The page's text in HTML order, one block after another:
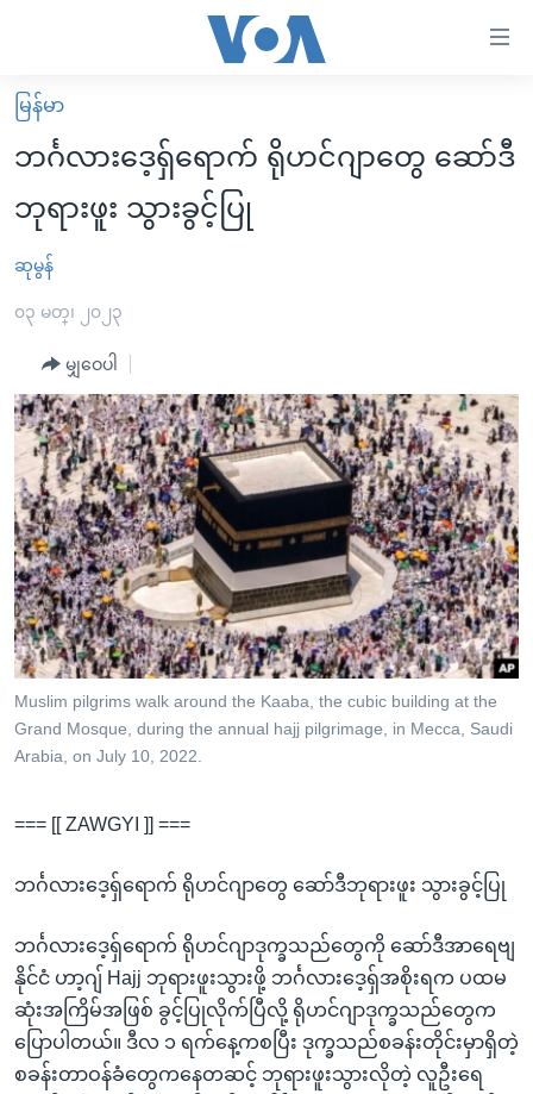
လွယ်ကူ
စေ
Link
များ
ပင်မ
ကျော်
ကြည့်
ရန်
ပင်မ
အ
ညွန်း
စာမျက်နှာ
သို့
ကျော်
ကြည့်
ရန်
ရှာဖွေ
နေရာ
ကျော်
မူလစာမျက်နှာ
မြန်မာ
ကမ္ဘာ့သတင်းများ
နိုင်ငံတကာ
အစ္စရေး-ပါလက်စတိုင်း
ဗွီဒီယို
အင်္ဂလိပ်စာလေ့လာမယ်
အမေရိကန်သုံးအီဒီယံ
မကြေးမုံရဲ့ အင်္ဂလိပ်စာ
ရုပ်ရှင်ထဲက အင်္ဂလိပ်စာ
သုတပဒေသာ အင်္ဂလိပ်စာ
အပတ်စဉ်ကဏ္ဍများ
ရေဒီယို
တီဗွီ
ရေဒီယိုနှင့်ရုပ်သံ အချက်အလက်များ
ရေဒီယို/တီဗွီအစီအစဉ်
Learning English
ဗွီအိုအေ လူမှုကွန်ယက်များ
ဘာသာစကားများ
မြန်မာ
ဘင်္ဂလားဒေ့ရှ်ရောက် ရိုဟင်ဂျာတွေ ဆော်ဒီ
ဘုရားဖူး သွားခွင့်ပြု
ဆုမွန်
၀၃ မတ္၊ ၂၀၂၃
မျှဝေပါ
Muslim pilgrims walk around the Kaaba, the cubic building at the
Grand Mosque, during the annual hajj pilgrimage, in Mecca, Saudi
Arabia, on July 10, 2022.
=== [[ ZAWGYI ]] ===
ဘင်္ဂလားဒေ့ရှ်ရောက် ရိုဟင်ဂျာတွေ ဆော်ဒီဘုရားဖူး သွားခွင့်ပြု
ဘင်္ဂလားဒေ့ရှ်ရောက် ရိုဟင်ဂျာဒုက္ခသည်တွေကို ဆော်ဒီအာရေဗျ
နိုင်ငံ ဟာ့ဂျ် Hajj ဘုရားဖူးသွားဖို့ ဘင်္ဂလားဒေ့ရှ်အစိုးရက ပထမ
ဆုံးအကြိမ်အဖြစ် ခွင့်ပြုလိုက်ပြီလို့ ရိုဟင်ဂျာဒုက္ခသည်တွေက
ပြောပါတယ်။ ဒီလ ၁ ရက်နေ့ကစပြီး ဒုက္ခသည်စခန်းတိုင်းမှာရှိတဲ့
စခန်းတာဝန်ခံတွေကနေတဆင့် ဘုရားဖူးသွားလိုတဲ့ လူဦးရေ